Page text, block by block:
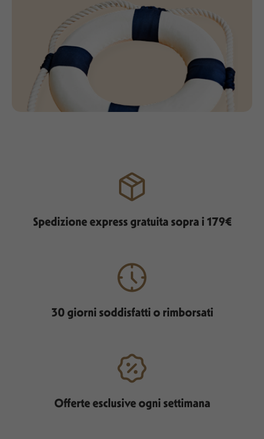
Spedizione express gratuita sopra i 179€
30 giorni soddisfatti o rimborsati
Offerte esclusive ogni settimana